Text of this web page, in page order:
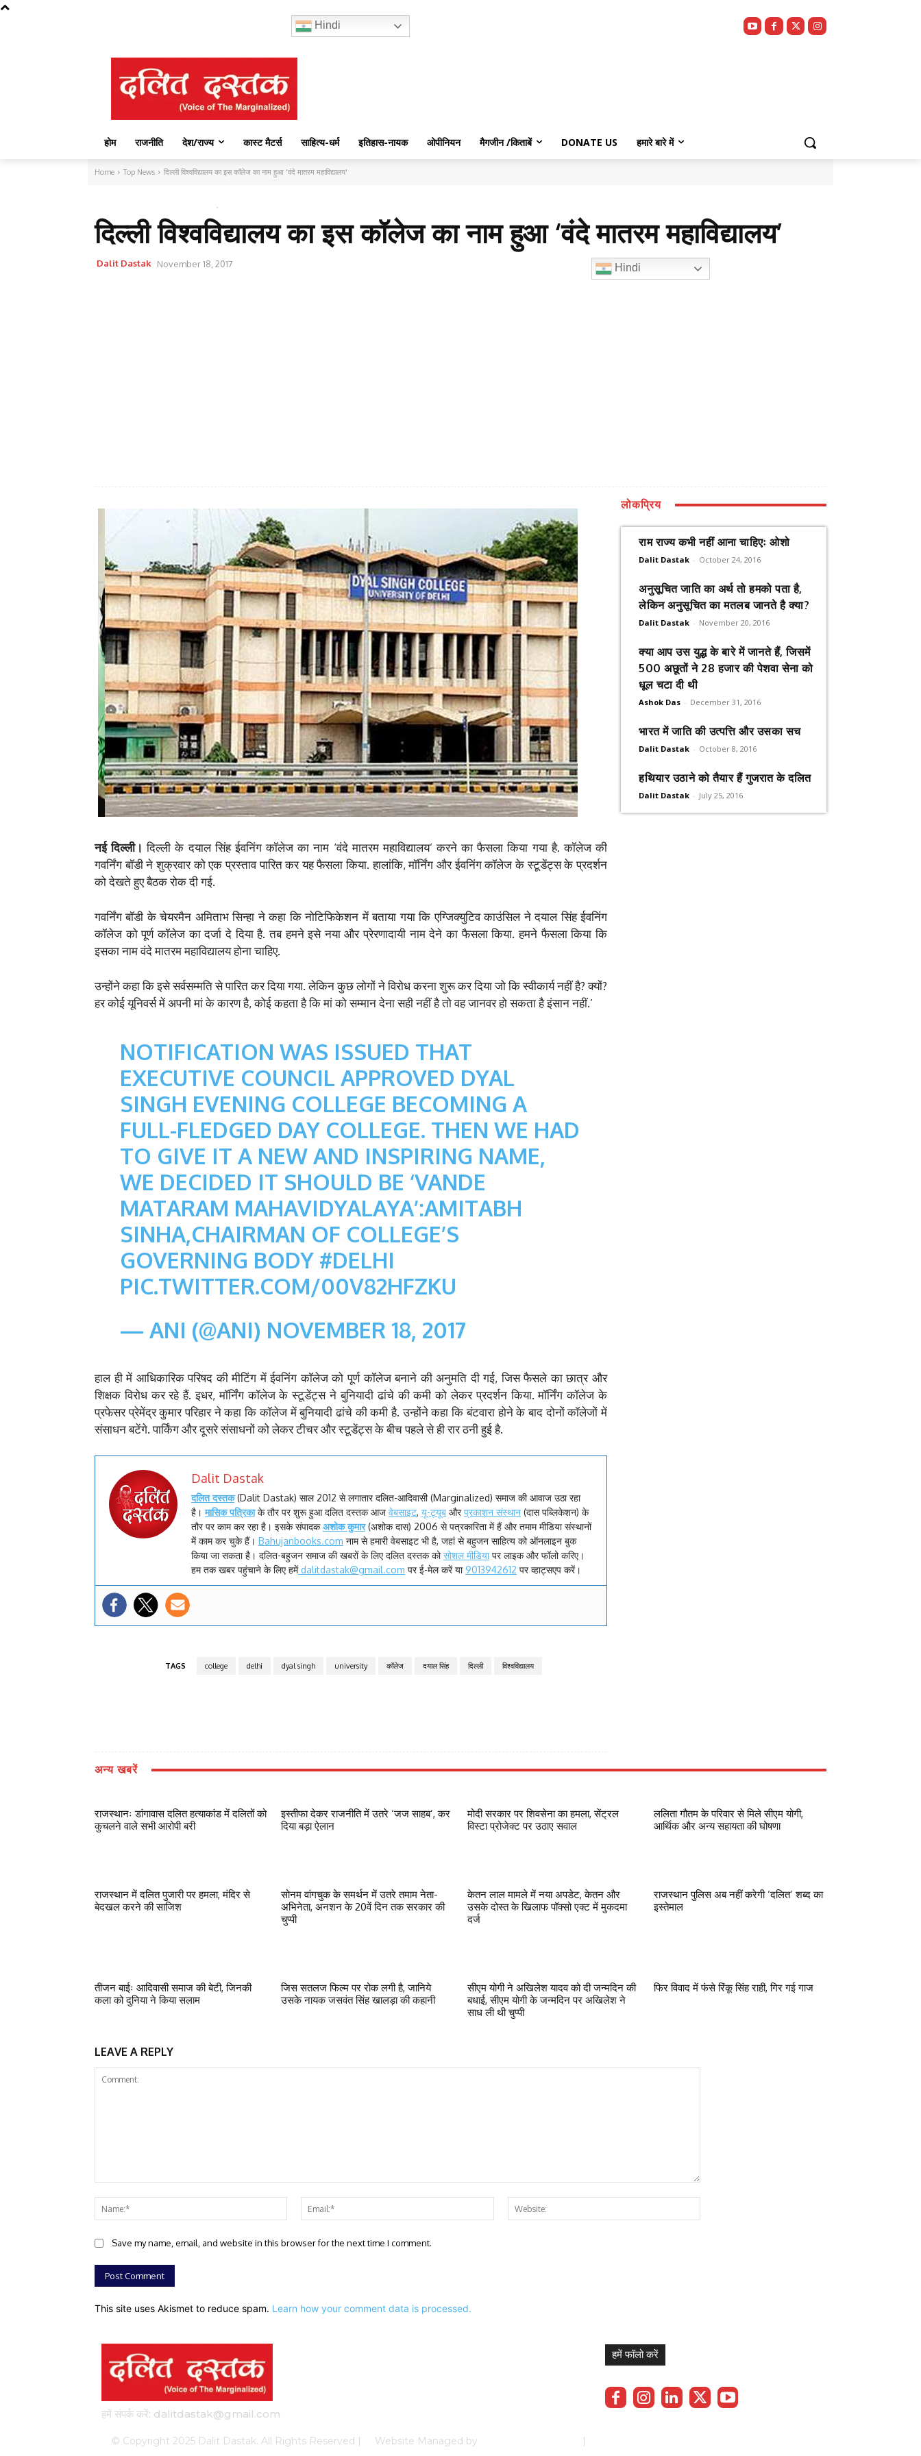
Hindi
होम राजनीति देश/राज्य कास्ट मैटर्स साहित्य-धर्म इतिहास-नायक ओपीनियन मैगजीन /किताबें DONATE US हमारे बारे में
Home Top News दिल्ली विश्वविद्यालय का इस कॉलेज का नाम हुआ 'वंदे मातरम महाविद्यालय'
दिल्ली विश्वविद्यालय का इस कॉलेज का नाम हुआ ‘वंदे मातरम महाविद्यालय’
Dalit Dastak November 18, 2017 Hindi
नई दिल्ली। दिल्ली के दयाल सिंह ईवनिंग कॉलेज का नाम ‘वंदे मातरम महाविद्यालय’ करने का फैसला किया गया है. कॉलेज की
गवर्निंग बॉडी ने शुक्रवार को एक प्रस्ताव पारित कर यह फैसला किया. हालांकि, मॉर्निंग और ईवनिंग कॉलेज के स्टूडेंट्स के प्रदर्शन
को देखते हुए बैठक रोक दी गई.
गवर्निंग बॉडी के चेयरमैन अमिताभ सिन्हा ने कहा कि नोटिफिकेशन में बताया गया कि एग्जिक्युटिव काउंसिल ने दयाल सिंह ईवनिंग
कॉलेज को पूर्ण कॉलेज का दर्जा दे दिया है. तब हमने इसे नया और प्रेरणादायी नाम देने का फैसला किया. हमने फैसला किया कि
इसका नाम वंदे मातरम महाविद्यालय होना चाहिए.
उन्होंने कहा कि इसे सर्वसम्मति से पारित कर दिया गया. लेकिन कुछ लोगों ने विरोध करना शुरू कर दिया जो कि स्वीकार्य नहीं है? क्यों?
हर कोई यूनिवर्स में अपनी मां के कारण है, कोई कहता है कि मां को सम्मान देना सही नहीं है तो वह जानवर हो सकता है इंसान नहीं.’
NOTIFICATION WAS ISSUED THAT
EXECUTIVE COUNCIL APPROVED DYAL
SINGH EVENING COLLEGE BECOMING A
FULL-FLEDGED DAY COLLEGE. THEN WE HAD
TO GIVE IT A NEW AND INSPIRING NAME,
WE DECIDED IT SHOULD BE ‘VANDE
MATARAM MAHAVIDYALAYA’:AMITABH
SINHA,CHAIRMAN OF COLLEGE’S
GOVERNING BODY #DELHI
PIC.TWITTER.COM/00V82HFZKU
— ANI (@ANI) NOVEMBER 18, 2017
हाल ही में आधिकारिक परिषद की मीटिंग में ईवनिंग कॉलेज को पूर्ण कॉलेज बनाने की अनुमति दी गई, जिस फैसले का छात्र और
शिक्षक विरोध कर रहे हैं. इधर, मॉर्निंग कॉलेज के स्टूडेंट्स ने बुनियादी ढांचे की कमी को लेकर प्रदर्शन किया. मॉर्निंग कॉलेज के
प्रफेसर प्रेमेंद्र कुमार परिहार ने कहा कि कॉलेज में बुनियादी ढांचे की कमी है. उन्होंने कहा कि बंटवारा होने के बाद दोनों कॉलेजों में
संसाधन बटेंगे. पार्किंग और दूसरे संसाधनों को लेकर टीचर और स्टूडेंट्स के बीच पहले से ही रार ठनी हुई है.
Dalit Dastak
दलित दस्तक (Dalit Dastak) साल 2012 से लगातार दलित-आदिवासी (Marginalized) समाज की आवाज उठा रहा
है।मासिक पत्रिकाके तौर पर शुरू हुआ दलित दस्तक आज वेबसाइट, यू-ट्यूब औरप्रकाशन संस्थान (दास पब्लिकेशन) के
तौर पर काम कर रहा है। इसके संपादक अशोक कुमार (अशोक दास) 2006 से पत्रकारिता में हैं और तमाम मीडिया संस्थानों
में काम कर चुके हैं। Bahujanbooks.com नाम से हमारी वेबसाइट भी है, जहां से बहुजन साहित्य को ऑनलाइन बुक
किया जा सकता है। दलित-बहुजन समाज की खबरों के लिए दलित दस्तक कोसोशल मीडियापर लाइक और फॉलो करिए।
हम तक खबर पहुंचाने के लिए हमेंdalitdastak@gmail.com पर ई-मेल करें या9013942612 पर व्हाट्सएप करें।
TAGS college delhi dyal singh university कॉलेज दयाल सिंह दिल्ली विश्वविद्यालय
लोकप्रिय
राम राज्य कभी नहीं आना चाहिएः ओशो
Dalit Dastak - October 24, 2016
अनुसूचित जाति का अर्थ तो हमको पता है,
लेकिन अनुसूचित का मतलब जानते है क्या?
Dalit Dastak - November 20, 2016
क्या आप उस युद्ध के बारे में जानते हैं, जिसमें
500 अछूतों ने 28 हजार की पेशवा सेना को
धूल चटा दी थी
Ashok Das - December 31, 2016
भारत में जाति की उत्पत्ति और उसका सच
Dalit Dastak - October 8, 2016
हथियार उठाने को तैयार हैं गुजरात के दलित
Dalit Dastak - July 25, 2016
अन्य खबरें
राजस्थानः डांगावास दलित हत्याकांड में दलितों को
कुचलने वाले सभी आरोपी बरी
इस्तीफा देकर राजनीति में उतरे ‘जज साहब’, कर
दिया बड़ा ऐलान
मोदी सरकार पर शिवसेना का हमला, सेंट्रल
विस्टा प्रोजेक्ट पर उठाए सवाल
ललिता गौतम के परिवार से मिले सीएम योगी,
आर्थिक और अन्य सहायता की घोषणा
राजस्थान में दलित पुजारी पर हमला, मंदिर से
बेदखल करने की साजिश
सोनम वांगचुक के समर्थन में उतरे तमाम नेता-
अभिनेता, अनशन के 20वें दिन तक सरकार की
चुप्पी
केतन लाल मामले में नया अपडेट, केतन और
उसके दोस्त के खिलाफ पॉक्सो एक्ट में मुकदमा
दर्ज
राजस्थान पुलिस अब नहीं करेगी ‘दलित’ शब्द का
इस्तेमाल
तीजन बाईः आदिवासी समाज की बेटी, जिनकी
कला को दुनिया ने किया सलाम
जिस सतलज फिल्म पर रोक लगी है, जानिये
उसके नायक जसवंत सिंह खालड़ा की कहानी
सीएम योगी ने अखिलेश यादव को दी जन्मदिन की
बधाई, सीएम योगी के जन्मदिन पर अखिलेश ने
साध ली थी चुप्पी
फिर विवाद में फंसे रिंकू सिंह राही, गिर गई गाज
LEAVE A REPLY
Name:*
Email:*
Save my name, email, and website in this browser for the next time I comment.
This site uses Akismet to reduce spam. Learn how your comment data is processed.
हमें संपर्क करें: dalitdastak@gmail.com
हमें फॉलो करें
© Copyright 2025 Dalit Dastak. All Rights Reserved | Website Managed by |